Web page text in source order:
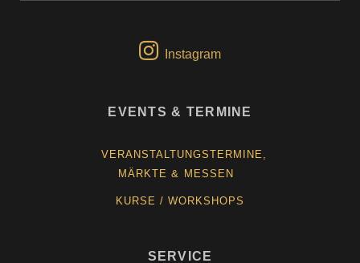
Instagram
EVENTS & TERMINE
VERANSTALTUNGSTERMINE,
MÄRKTE & MESSEN
KURSE / WORKSHOPS
SERVICE